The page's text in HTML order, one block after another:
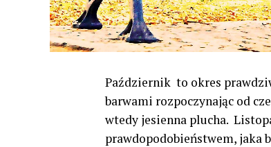
Październik to okres
barwami rozpoczynając od
wtedy jesienna plucha.
prawdopodobieństwem, jaka